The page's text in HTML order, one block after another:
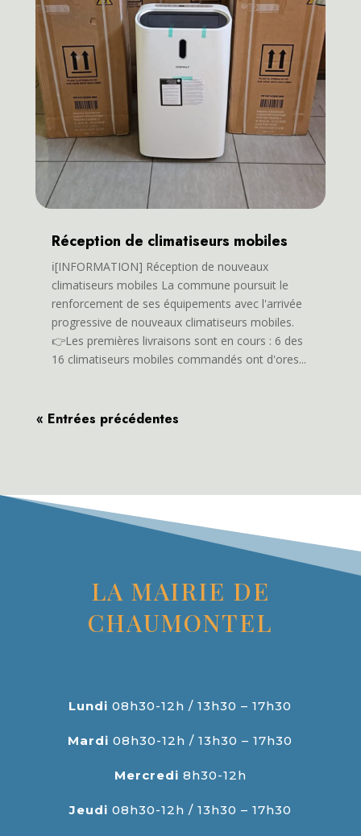
Réception de climatiseurs mobiles
ℹ️[INFORMATION] Réception de nouveaux
climatiseurs mobiles La commune poursuit le
renforcement de ses équipements avec l'arrivée
progressive de nouveaux climatiseurs mobiles.
👉Les premières livraisons sont en cours : 6 des
16 climatiseurs mobiles commandés ont d'ores...
« Entrées précédentes
LA MAIRIE DE
CHAUMONTEL
Lundi 08h30-12h / 13h30 – 17h30
Mardi08h30-12h / 13h30 – 17h30
Mercredi 8h30-12h
Jeudi 08h30-12h / 13h30 – 17h30